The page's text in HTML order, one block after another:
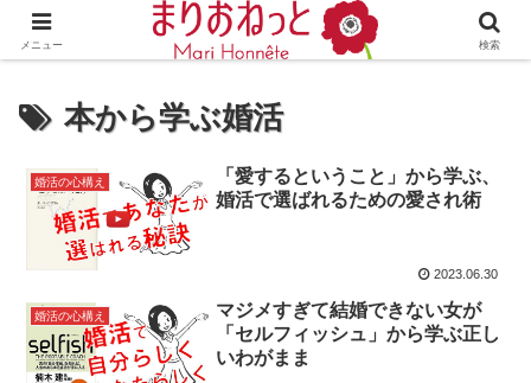
婚活や出会いの体験談・評判・秘訣がわかる情報サイト
本から学ぶ婚活
婚活の心構え
「愛するということ」から学ぶ、
婚活で選ばれるための愛され術
2023.06.30
婚活の心構え
マジメすぎて結婚できない女が
「セルフィッシュ」から学ぶ正し
いわがまま
メニュー 検索